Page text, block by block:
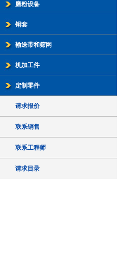
磨粉设备
铜套
输送带和筛网
机加工件
定制零件
请求报价
联系销售
联系工程师
请求目录